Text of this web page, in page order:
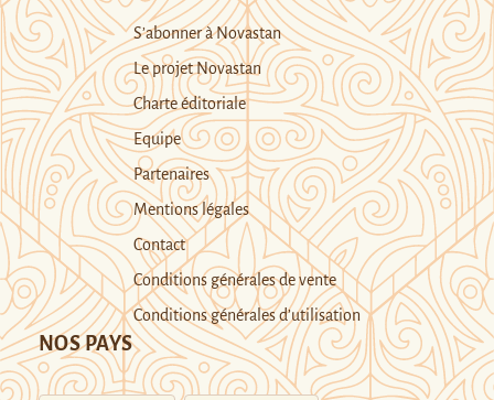
S’abonner à Novastan
Le projet Novastan
Charte éditoriale
Equipe
Partenaires
Mentions légales
Contact
Conditions générales de vente
Conditions générales d’utilisation
NOS PAYS